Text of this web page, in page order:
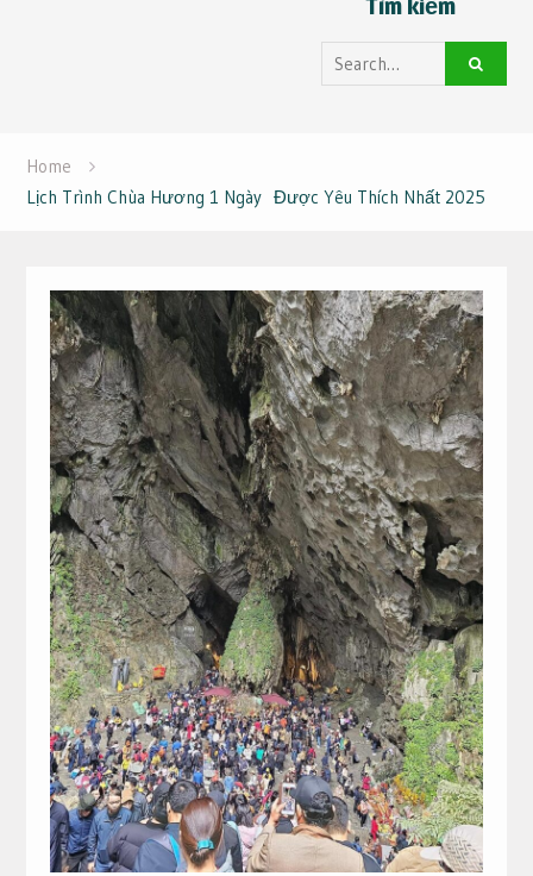
Tìm kiếm
Search
for:
Home
Lịch Trình Chùa Hương 1 Ngày Được Yêu Thích Nhất 2025